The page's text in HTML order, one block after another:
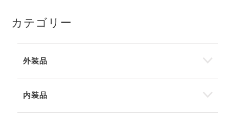
カテゴリー
外装品
内装品